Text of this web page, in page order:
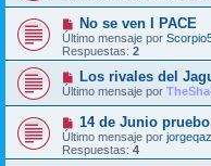
No se ven I PACE
Último mensaje por
Respuestas: 2
Los rivales del
Último mensaje por
14 de Junio
Último mensaje por jorgeqaz
Respuestas: 4